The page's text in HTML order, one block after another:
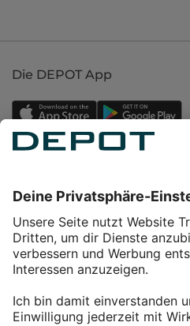
Die DEPOT App
Service
Über DEPOT
Kontakt